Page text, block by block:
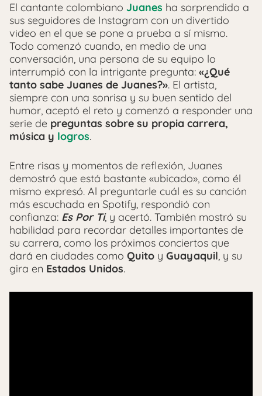
El cantante colombiano Juanes ha sorprendido a
sus seguidores de Instagram con un divertido
video en el que se pone a prueba a sí mismo.
Todo comenzó cuando, en medio de una
conversación, una persona de su equipo lo
interrumpió con la intrigante pregunta: «¿Qué
tanto sabe Juanes de Juanes?». El artista,
siempre con una sonrisa y su buen sentido del
humor, aceptó el reto y comenzó a responder una
serie de preguntas sobre su propia carrera,
música y logros.
Entre risas y momentos de reflexión, Juanes
demostró que está bastante «ubicado», como él
mismo expresó. Al preguntarle cuál es su canción
más escuchada en Spotify, respondió con
confianza: Es Por Ti, y acertó. También mostró su
habilidad para recordar detalles importantes de
su carrera, como los próximos conciertos que
dará en ciudades como Quito y Guayaquil, y su
gira en Estados Unidos.